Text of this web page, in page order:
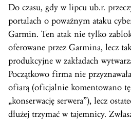
Do czasu, gdy w lipcu ub.r.
portalach o poważnym ataku
Garmin. Ten atak nie tylko
oferowane przez Garmina, lecz
produkcyjne w zakładach
Początkowo firma nie
ofiarą (oficjalnie komentowano tę
„konserwację serwera”), lecz
dłużej trzymać w tajemnicy.